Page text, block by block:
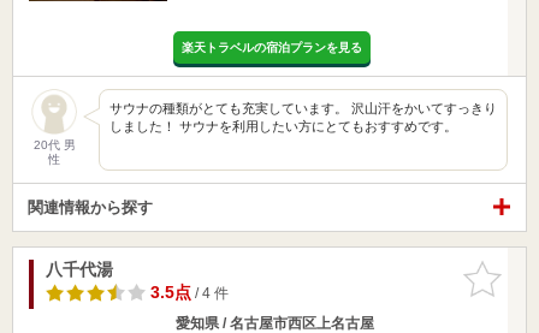
楽天トラベルの宿泊プランを見る
20代 男
性
サウナの種類がとても充実しています。 沢山汗をかいてすっきり
しました！ サウナを利用したい方にとてもおすすめです。
関連情報から探す
お気に入
りに追加
八千代湯
3.5点/ 4 件
愛知県 / 名古屋市西区上名古屋